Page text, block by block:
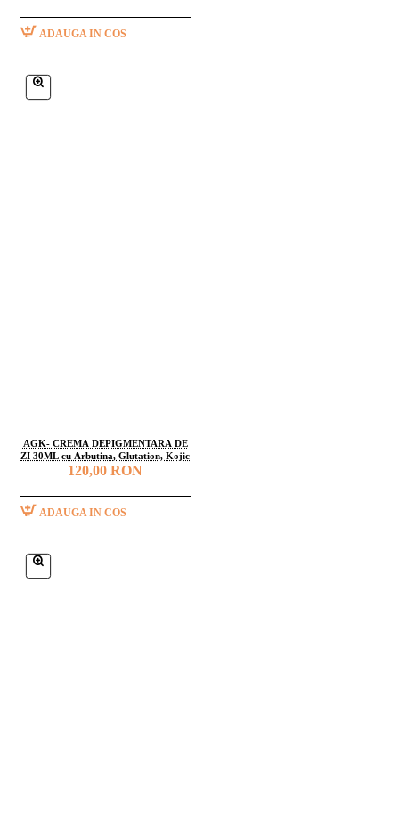
ADAUGA IN COS
AGK- CREMA DEPIGMENTARA DE
ZI 30ML cu Arbutina, Glutation, Kojic
120,00 RON
ADAUGA IN COS